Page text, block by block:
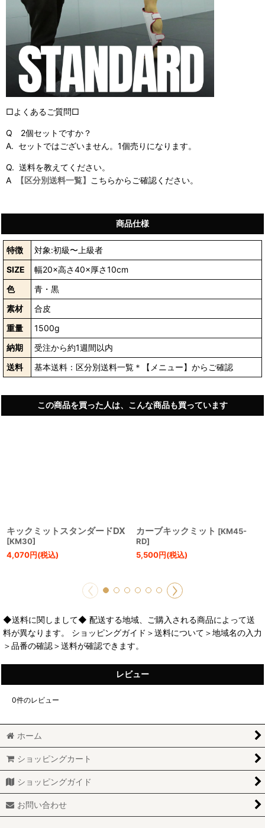
□よくあるご質問□
Q 2個セットですか？
A. セットではございません。1個売りになります。
Q. 送料を教えてください。
A
【区分別送料一覧】 こちらからご確認ください。
商品仕様
特徴
対象:初級〜上級者
SIZE
幅20×高さ40×厚さ10cm
色
青・黒
素材
合皮
重量
1500g
納期
受注から約1週間以内
送料
基本送料：区分別送料一覧＊【メニュー】からご確認
この商品を買った人は、こんな商品も買っています
キックミットスタンダードDX
[KM30]
4,070円(税込)
カーブキックミット [KM45-
RD]
5,500円(税込)
◆送料に関しまして◆ 配送する地域、ご購入される商品によって送
料が異なります。 ショッピングガイド＞送料について＞地域名の入力
＞品番の確認＞送料が確認できます。
レビュー
0件のレビュー
ホーム
ショッピングカート
ショッピングガイド
お問い合わせ